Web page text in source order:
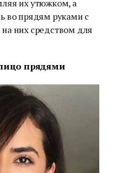
их утюжком, а
во прядям руками с
них средством для
прядями